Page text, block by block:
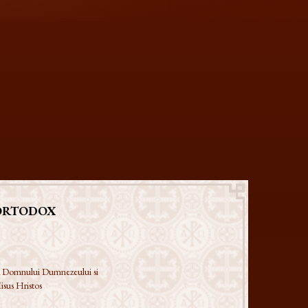
Domnului Dumnezeului si
Hristos